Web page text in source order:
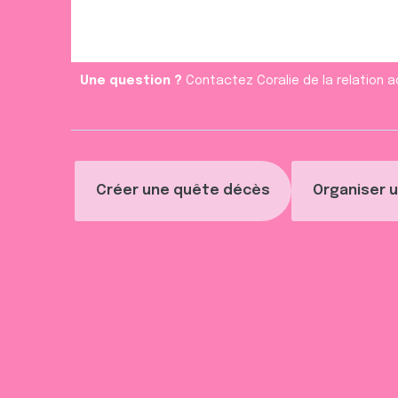
Créer une quête décès Organiser
Une question ? Contactez Coralie de la relation